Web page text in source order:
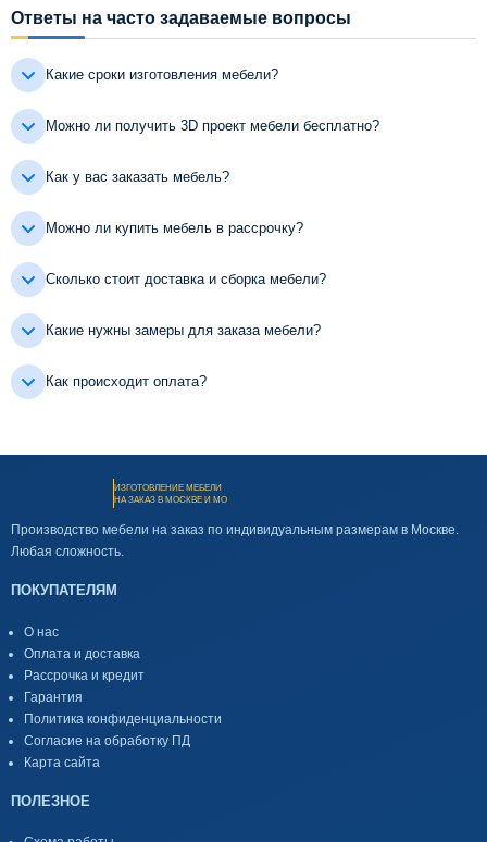
Ответы на часто задаваемые вопросы
Какие сроки изготовления мебели?
Можно ли получить 3D проект мебели бесплатно?
Как у вас заказать мебель?
Можно ли купить мебель в рассрочку?
Сколько стоит доставка и сборка мебели?
Какие нужны замеры для заказа мебели?
Как происходит оплата?
ИЗГОТОВЛЕНИЕ МЕБЕЛИ
НА ЗАКАЗ В МОСКВЕ И МО
Производство мебели на заказ по индивидуальным размерам в Москве.
Любая сложность.
ПОКУПАТЕЛЯМ
О нас
Оплата и доставка
Рассрочка и кредит
Гарантия
Политика конфиденциальности
Согласие на обработку ПД
Карта сайта
ПОЛЕЗНОЕ